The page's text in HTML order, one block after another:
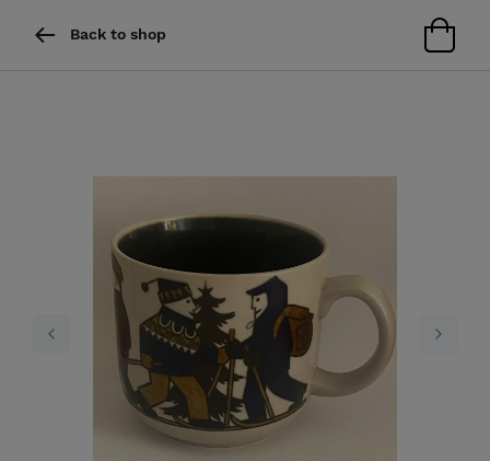
Back to shop
Previous Next